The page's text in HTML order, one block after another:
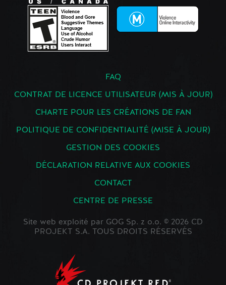
FAQ
CONTRAT DE LICENCE UTILISATEUR (MIS À JOUR)
CHARTE POUR LES CRÉATIONS DE FAN
POLITIQUE DE CONFIDENTIALITÉ (MISE À JOUR)
GESTION DES COOKIES
DÉCLARATION RELATIVE AUX COOKIES
CONTACT
CENTRE DE PRESSE
Site web exploité par GOG Sp. z o.o. © 2026 CD
PROJEKT S.A. TOUS DROITS RÉSERVÉS